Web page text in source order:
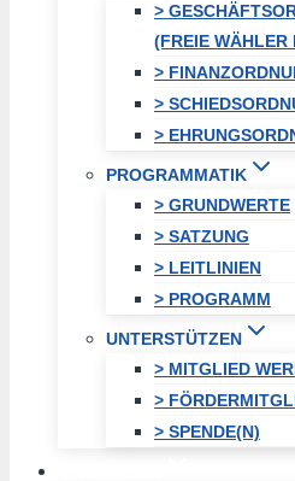
>
(FREIE WÄHLER
>
>
>
PROGRAMMATIK
> GRUNDWERTE
> SATZUNG
> LEITLINIEN
> PROGRAMM
UNTERSTÜTZEN
> MITGLIED
>
> SPENDE(N)